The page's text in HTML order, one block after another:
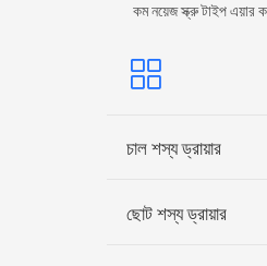
কম নয়েজ স্ক্রু টাইপ এয়ার
চাল শস্য ড্রায়ার
ছোট শস্য ড্রায়ার